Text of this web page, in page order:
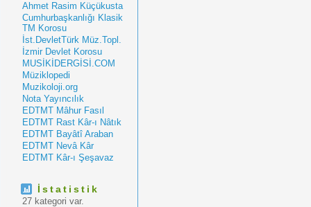
Ahmet Rasim Küçükusta
Cumhurbaşkanlığı Klasik
TM Korosu
İst.DevletTürk Müz.Topl.
İzmir Devlet Korosu
MUSİKİDERGİSİ.COM
Müziklopedi
Muzikoloji.org
Nota Yayıncılık
EDTMT Mâhur Fasıl
EDTMT Rast Kâr-ı Nâtık
EDTMT Bayâtî Araban
EDTMT Nevâ Kâr
EDTMT Kâr-ı Şeşavaz
İstatistik
27 kategori var.